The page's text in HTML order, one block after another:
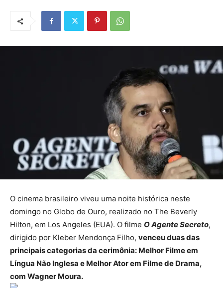
O cinema brasileiro viveu uma noite histórica neste
domingo no Globo de Ouro, realizado no The Beverly
Hilton, em Los Angeles (EUA). O filme O Agente Secreto,
dirigido por Kleber Mendonça Filho, venceu duas das
principais categorias da cerimônia: Melhor Filme em
Língua Não Inglesa e Melhor Ator em Filme de Drama,
com Wagner Moura.